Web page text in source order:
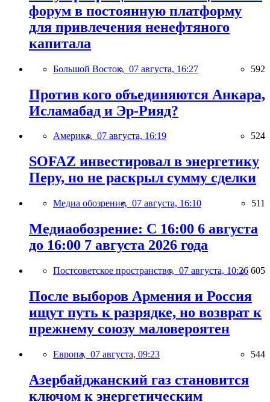
форум в постоянную платформу
для привлечения ненефтяного
капитала
Большой Восток, 07 августа, 16:27 592
Против кого объединяются Анкара,
Исламабад и Эр-Рияд?
Америка, 07 августа, 16:19 524
SOFAZ инвестировал в энергетику
Перу, но не раскрыл сумму сделки
Медиа обозрение, 07 августа, 16:10 511
Медиаобозрение: С 16:00 6 августа
до 16:00 7 августа 2026 года
Постсоветское пространство, 07 августа, 10:26 605
После выборов Армения и Россия
ищут путь к разрядке, но возврат к
прежнему союзу маловероятен
Европа, 07 августа, 09:23 544
Азербайджанский газ становится
ключом к энергетическим